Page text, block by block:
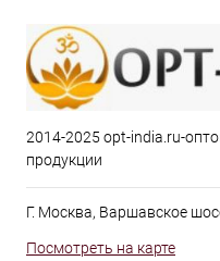
2014-2025 opt-india.ru-
продукции
Г. Москва, Варшавское
Посмотреть на карте